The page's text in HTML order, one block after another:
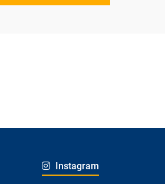
Instagram